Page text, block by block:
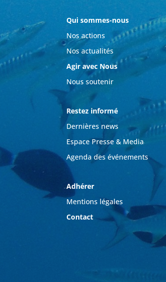
Qui sommes-nous
Nos actions
Nos actualités
Agir avec Nous
Nous soutenir
Restez informé
Dernières news
Espace Presse & Media
Agenda des événements
Adhérer
Mentions légales
Contact